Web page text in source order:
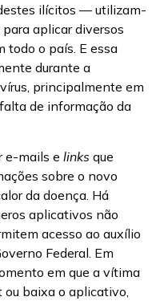
ilícitos — utilizam-
aplicar diversos
todo o país. E essa
durante a
principalmente em
de informação da
e-mails e links que
sobre o novo
da doença. Há
aplicativos não
acesso ao auxílio
Federal. Em
em que a vítima
baixa o aplicativo,